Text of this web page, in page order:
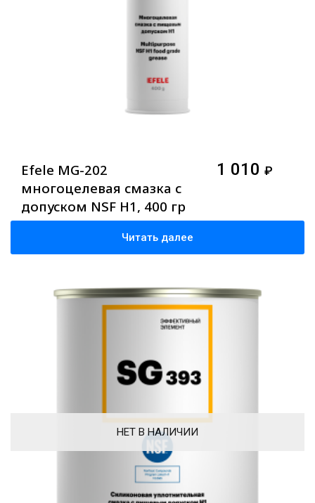
Efele MG-202
многоцелевая смазка с
допуском NSF H1, 400 гр
1 010 ₽
Читать далее
НЕТ В НАЛИЧИИ